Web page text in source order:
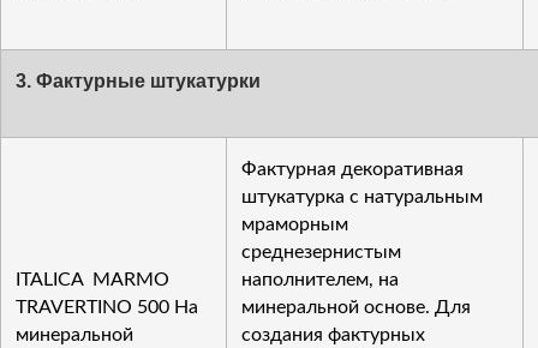
3. Фактурные штукатурки
ITALICA MARMO
TRAVERTINO 500 На
минеральной
Фактурная декоративная
штукатурка с натуральным
мраморным
среднезернистым
наполнителем, на
минеральной основе. Для
создания фактурных